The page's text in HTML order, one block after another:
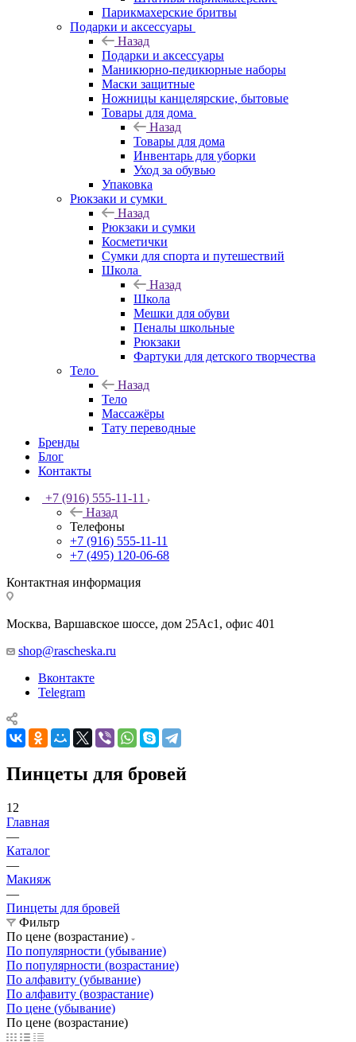
Парикмахерские бритвы
Подарки и аксессуары
Назад
Подарки и аксессуары
Маникюрно-педикюрные наборы
Маски защитные
Ножницы канцелярские, бытовые
Товары для дома
Назад
Товары для дома
Инвентарь для уборки
Уход за обувью
Упаковка
Рюкзаки и сумки
Назад
Рюкзаки и сумки
Косметички
Сумки для спорта и путешествий
Школа
Назад
Школа
Мешки для обуви
Пеналы школьные
Рюкзаки
Фартуки для детского творчества
Тело
Назад
Тело
Массажёры
Тату переводные
Бренды
Блог
Контакты
+7 (916) 555-11-11
Назад
Телефоны
+7 (916) 555-11-11
+7 (495) 120-06-68
Контактная информация
Москва, Варшавское шоссе, дом 25Аc1, офис 401
shop@rascheska.ru
Вконтакте
Telegram
Пинцеты для бровей
12
Главная
—
Каталог
—
Макияж
—
Пинцеты для бровей
Фильтр
По цене (возрастание)
По популярности (убывание)
По популярности (возрастание)
По алфавиту (убывание)
По алфавиту (возрастание)
По цене (убывание)
По цене (возрастание)